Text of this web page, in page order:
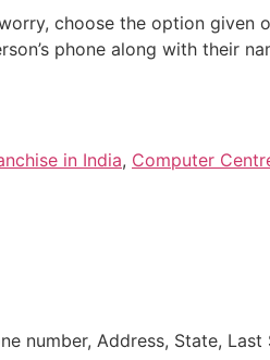
choose the option given
phone along with their
in India, Computer
number, Address, State,